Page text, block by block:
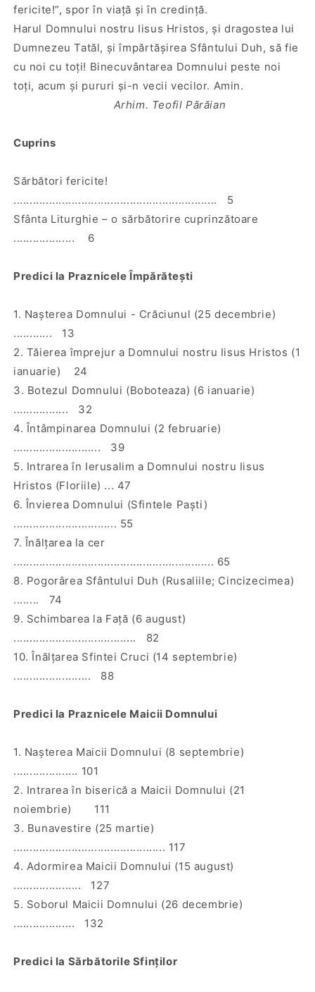
fericite!”, spor în viaţă şi în credinţă.
Harul Domnului nostru Iisus Hristos, şi dragostea lui
Dumnezeu Tatăl, şi împărtăşirea Sfântului Duh, să fie
cu noi cu toţi! Binecuvântarea Domnului peste noi
toţi, acum şi pururi şi-n vecii vecilor. Amin.
Arhim. Teofil Părăian
Cuprins
Sărbători fericite!
............................................................... 5
Sfânta Liturghie – o sărbătorire cuprinzătoare
................... 6
Predici la Praznicele Împărăteşti
1. Naşterea Domnului - Crăciunul (25 decembrie)
............ 13
2. Tăierea împrejur a Domnului nostru Iisus Hristos (1
ianuarie) 24
3. Botezul Domnului (Boboteaza) (6 ianuarie)
................. 32
4. Întâmpinarea Domnului (2 februarie)
........................... 39
5. Intrarea în Ierusalim a Domnului nostru Iisus
Hristos (Floriile) ... 47
6. Învierea Domnului (Sfintele Paşti)
................................ 55
7. Înălţarea la cer
.............................................................. 65
8. Pogorârea Sfântului Duh (Rusaliile; Cincizecimea)
........ 74
9. Schimbarea la Faţă (6 august)
...................................... 82
10. Înălţarea Sfintei Cruci (14 septembrie)
........................ 88
Predici la Praznicele Maicii Domnului
1. Naşterea Maicii Domnului (8 septembrie)
.................... 101
2. Intrarea în biserică a Maicii Domnului (21
noiembrie) 111
3. Bunavestire (25 martie)
............................................... 117
4. Adormirea Maicii Domnului (15 august)
..................... 127
5. Soborul Maicii Domnului (26 decembrie)
................... 132
Predici la Sărbătorile Sfinţilor